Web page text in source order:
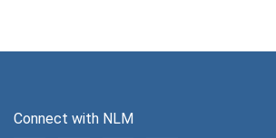
Jubol, laxatif physiologique, le seul faisant la rééducation
Connect with NLM